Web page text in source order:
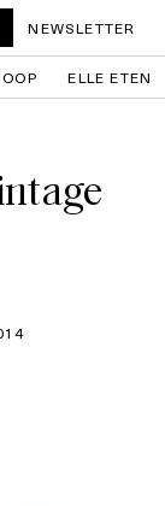
NEWSLETTER
ELLE ETEN